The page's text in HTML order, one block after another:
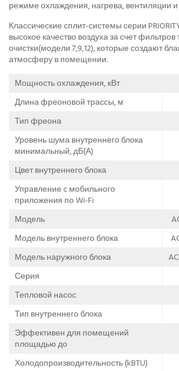
режиме охлаждения, нагрева, вентиляции
Классические сплит-системы серии
высокое качество воздуха за счет фильтров
очистки(модели 7,9,12), которые создают
атмосферу в помещении.
Мощность охлаждения, кВт
Длина фреоновой трассы, м
Тип фреона
Уровень шума внутреннего блока
минимальный, дБ(А)
Цвет внутреннего блока
Управление c мобильного
приложения по Wi-Fi
Модель
Модель внутреннего блока
Модель наружного блока
Серия
Тепловой насос
Тип внутреннего блока
Эффективен для помещений
площадью до
Холодопроизводительность (kBTU)